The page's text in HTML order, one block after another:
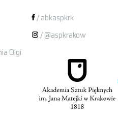
Olgi
/ abkaspkrk
/ @aspkrakow